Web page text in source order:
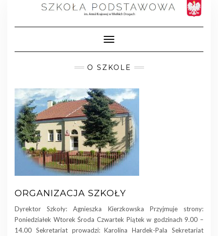
Toggle Navigation
O SZKOLE
ORGANIZACJA SZKOŁY
Dyrektor Szkoły: Agnieszka Kierzkowska Przyjmuje strony:
Poniedziałek Wtorek Środa Czwartek Piątek w godzinach 9.00 –
14.00 Sekretariat prowadzi: Karolina Hardek-Pala Sekretariat